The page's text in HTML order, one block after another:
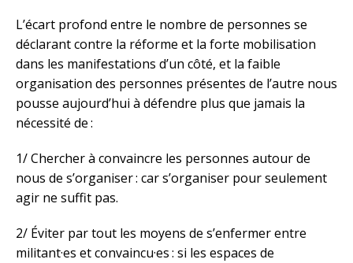
L’écart profond entre le nombre de personnes se
déclarant contre la réforme et la forte mobilisation
dans les manifestations d’un côté, et la faible
organisation des personnes présentes de l’autre nous
pousse aujourd’hui à défendre plus que jamais la
nécessité de :
1/ Chercher à convaincre les personnes autour de
nous de s’organiser : car s’organiser pour seulement
agir ne suffit pas.
2/ Éviter par tout les moyens de s’enfermer entre
militant·es et convaincu·es : si les espaces de